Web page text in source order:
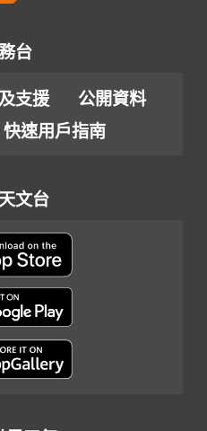
台
支援
公開資料
快速用戶指南
文台